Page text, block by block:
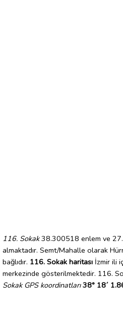
116. Sokak38.300518 enlem ve
almaktadır. Semt/Mahalle olarak
bağlıdır. 116. Sokak haritası İzmir ili
merkezinde gösterilmektedir. 116.
Sokak GPS koordinatları 38° 18´